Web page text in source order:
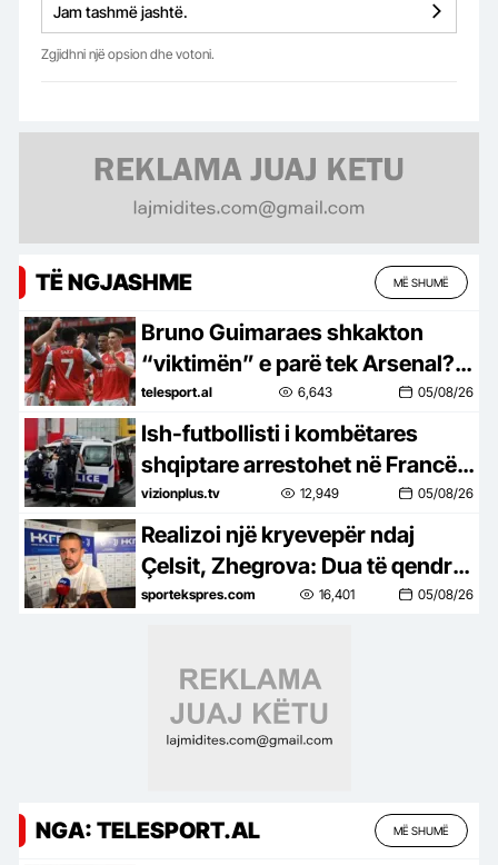
Jam tashmë jashtë.
Zgjidhni një opsion dhe votoni.
TË NGJASHME MË SHUMË
Bruno Guimaraes shkakton
“viktimën” e parë tek Arsenal?
Chelsea gati të përfitojë
telesport.al 6,643 05/08/26
Ish-futbollisti i kombëtares
shqiptare arrestohet në Francë,
u kap duke shitur kokainë
(EMRI-FOTO)
vizionplus.tv 12,949 05/08/26
Realizoi një kryevepër ndaj
Çelsit, Zhegrova: Dua të qendroj
te Juventusi, do të bëjmë gjëra
sportekspres.com 16,401 05/08/26
NGA: TELESPORT.AL MË SHUMË